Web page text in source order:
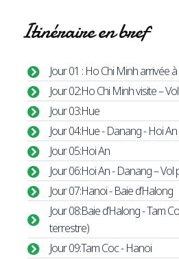
Itinéraire en bref
Jour 01 : Ho Chi Minh arrivée
Jour 02:Ho Chi Minh visite –
Jour 03:Hue
Jour 04:Hue - Danang - Hoi An
Jour 05:Hoi An
Jour 06:Hoi An - Danang –
Jour 07:Hanoi - Baie d’Halong
Jour 08:Baie d’Halong - Tam
terrestre)
Jour 09:Tam Coc - Hanoi